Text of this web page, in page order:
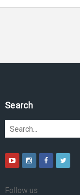
Search
Follow us